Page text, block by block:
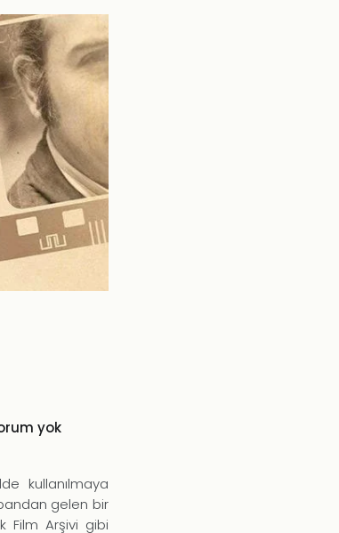
yok
kullanılmaya
gelen bir
Film Arşivi gibi